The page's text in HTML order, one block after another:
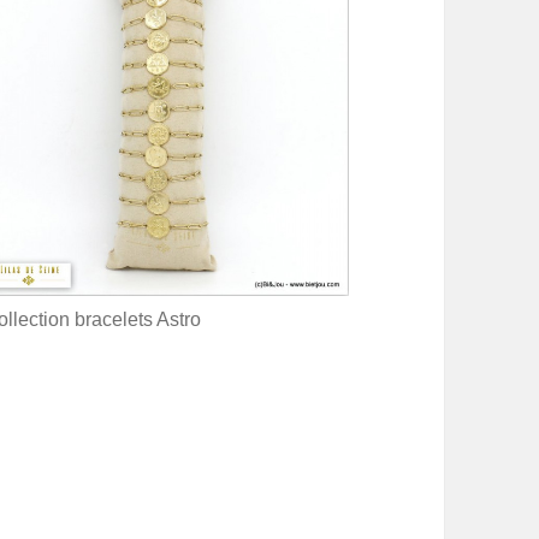
bracelets Astro